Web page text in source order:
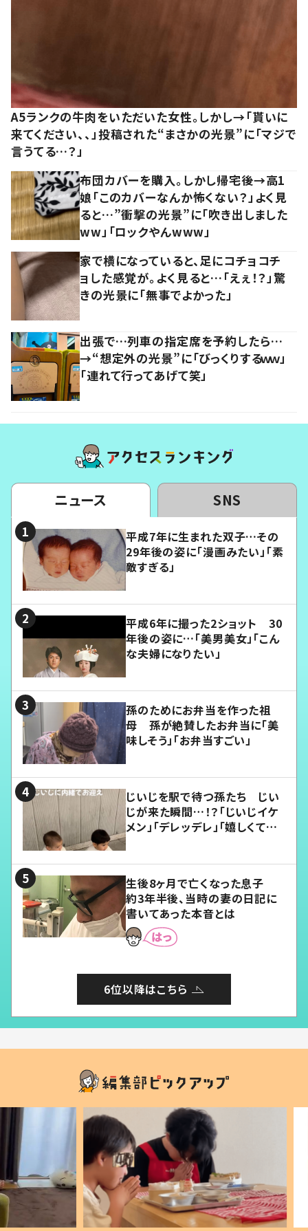
A5ランクの牛肉をいただいた女性。しかし→「貰いに
来てください、、」投稿された“まさかの光景”に「マジで
言うてる…？」
布団カバーを購入。しかし帰宅後→高1
娘「このカバーなんか怖くない？」よく見
ると…”衝撃の光景”に「吹き出しました
ww」「ロックやんwww」
家で横になっていると、足にコチョコチ
ョした感覚が。よく見ると…「えぇ！？」驚
きの光景に「無事でよかった」
出張で…列車の指定席を予約したら…
→“想定外の光景”に「びっくりするｗｗ」
「連れて行ってあげて笑」
ニュース SNS
平成7年に生まれた双子…その
29年後の姿に「漫画みたい」「素
敵すぎる」
平成6年に撮った2ショット 30
年後の姿に…「美男美女」「こん
な夫婦になりたい」
孫のためにお弁当を作った祖
母 孫が絶賛したお弁当に「美
味しそう」「お弁当すごい」
じいじを駅で待つ孫たち じい
じが来た瞬間…！？「じいじイケ
メン」「デレッデレ」「嬉しくて可
生後8ヶ月で亡くなった息子
約3年半後、当時の妻の日記に
書いてあった本音とは
6位以降はこちら